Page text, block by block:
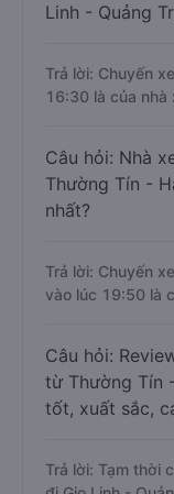
Linh - Quảng
Trả lời: Chuyến
16:30 là của nhà
Câu hỏi: Nhà
Thường Tín -
nhất?
Trả lời: Chuyến
vào lúc 19:50 là
Câu hỏi:
từ Thường Tín
tốt, xuất sắc,
Trả lời: Tạm thời